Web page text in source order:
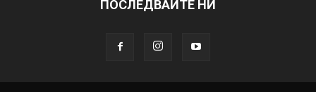
ПОСЛЕДВАЙТЕ НИ